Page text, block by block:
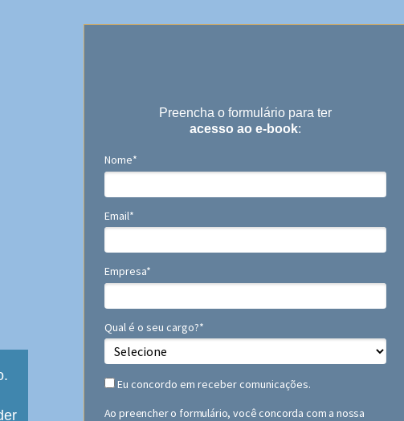
Preencha o formulário para ter
acesso ao e-book:
Nome*
Email*
Empresa*
Qual é o seu cargo?*
Eu concordo em receber comunicações.
Ao preencher o formulário, você concorda com a nossa